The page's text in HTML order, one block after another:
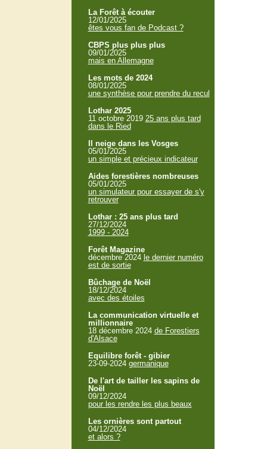
La Forêt à écouter
12/01/2025
êtes vous fan de Podcast ?
CBPS plus plus plus
09/01/2025
mais en Allemagne
Les mots de 2024
08/01/2025
une synthèse pour prendre du recul
Lothar 2025
11 octobre 2019 25 ans plus tard
dans le Ried
Il neige dans les Vosges
05/01/2025
un simple et précieux indicateur
Aides forestières nombreuses
05/01/2025
un simulateur pour essayer de s'y
retrouver
Lothar : 25 ans plus tard
27/12/2024
1999 - 2024
Forêt Magazine
décembre 2024 le dernier numéro
est de sortie
Bûchage de Noël
18/12/2024
avec des étoiles
La communication virtuelle et
millionnaire
18 décembre 2024 de Forestiers
d'Alsace
Equilibre forêt - gibier
23-09-2024 germanique
De l'art de tailler les sapins de
Noël
09/12/2024
pour les rendre les plus beaux
Les ornières sont partout
04/12/2024
et alors ?